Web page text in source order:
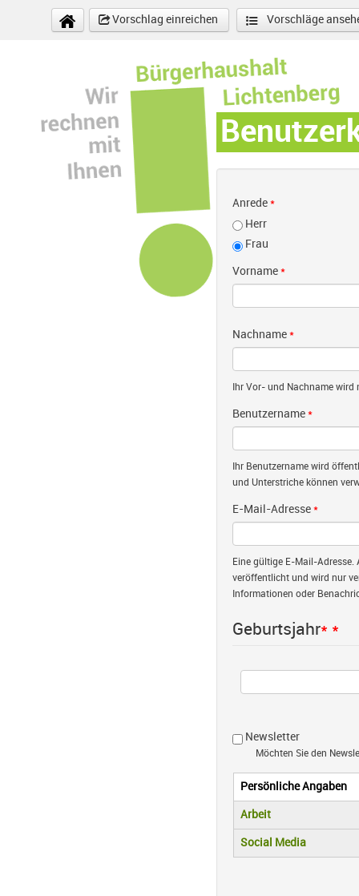
Direkt zum Inhalt
Vorschlag einreichen
Vorschläge
Anrede *
Herr
Frau
Vorname *
Nachname *
Ihr Vor- und Nachname
Benutzername *
Ihr Benutzername wird
und Unterstriche können
E-Mail-Adresse *
Eine gültige E-Mail-Adresse.
veröffentlicht und wird nur
Informationen oder
Geburtsjahr* *
Newsletter
Möchten Sie den
Vertikale
Persönliche Angaben
(aktiver Reiter)
Arbeit
Social Media